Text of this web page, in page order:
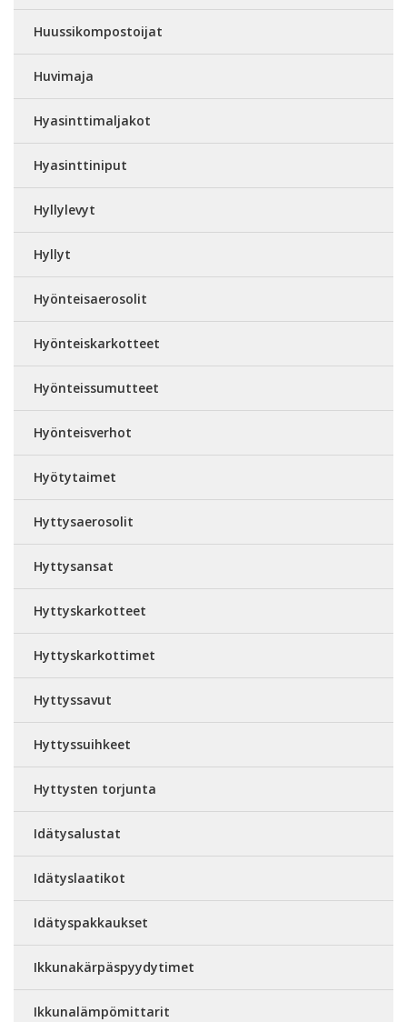
Huussikompostoijat
Huvimaja
Hyasinttimaljakot
Hyasinttiniput
Hyllylevyt
Hyllyt
Hyönteisaerosolit
Hyönteiskarkotteet
Hyönteissumutteet
Hyönteisverhot
Hyötytaimet
Hyttysaerosolit
Hyttysansat
Hyttyskarkotteet
Hyttyskarkottimet
Hyttyssavut
Hyttyssuihkeet
Hyttysten torjunta
Idätysalustat
Idätyslaatikot
Idätyspakkaukset
Ikkunakärpäspyydytimet
Ikkunalämpömittarit